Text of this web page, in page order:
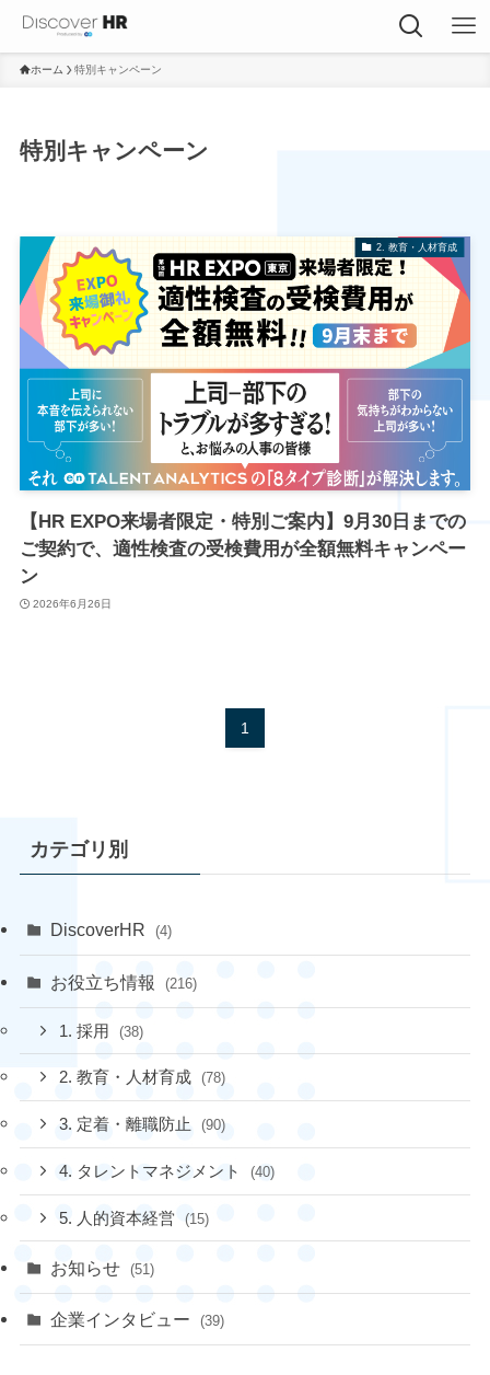
ホーム 特別キャンペーン
特別キャンペーン
2. 教育・人材育成
【HR EXPO来場者限定・特別ご案内】9月30日までの
ご契約で、適性検査の受検費用が全額無料キャンペー
ン
2026年6月26日
1
カテゴリ別
DiscoverHR (4)
お役立ち情報 (216)
1. 採用 (38)
2. 教育・人材育成 (78)
3. 定着・離職防止 (90)
4. タレントマネジメント (40)
5. 人的資本経営 (15)
お知らせ (51)
企業インタビュー (39)